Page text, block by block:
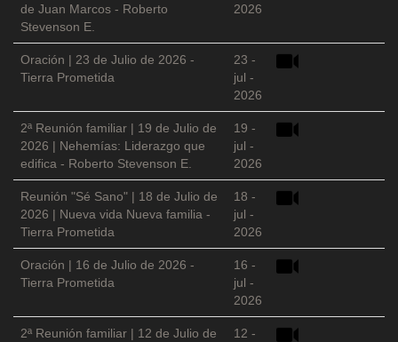
de Juan Marcos - Roberto
Stevenson E.
2026
Oración | 23 de Julio de 2026 -
Tierra Prometida
23 -
jul -
2026
2ª Reunión familiar | 19 de Julio de
2026 | Nehemías: Liderazgo que
edifica - Roberto Stevenson E.
19 -
jul -
2026
Reunión "Sé Sano" | 18 de Julio de
2026 | Nueva vida Nueva familia -
Tierra Prometida
18 -
jul -
2026
Oración | 16 de Julio de 2026 -
Tierra Prometida
16 -
jul -
2026
2ª Reunión familiar | 12 de Julio de
12 -